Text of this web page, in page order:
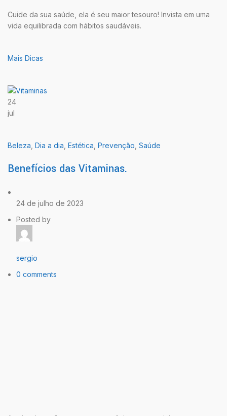
Cuide da sua saúde, ela é seu maior tesouro! Invista em uma
vida equilibrada com hábitos saudáveis.
Mais Dicas
24
jul
Beleza Dia a dia Estética Prevenção Saúde
Benefícios das Vitaminas.
24 de julho de 2023
Posted by
sergio
0 comments